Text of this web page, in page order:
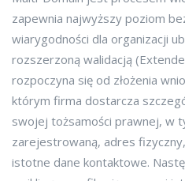
zapewnia najwyższy poziom
wiarygodności dla organizacji
rozszerzoną walidacją
rozpoczyna się od złożenia
którym firma dostarcza
swojej tożsamości prawnej, w
zarejestrowaną, adres
istotne dane kontaktowe.